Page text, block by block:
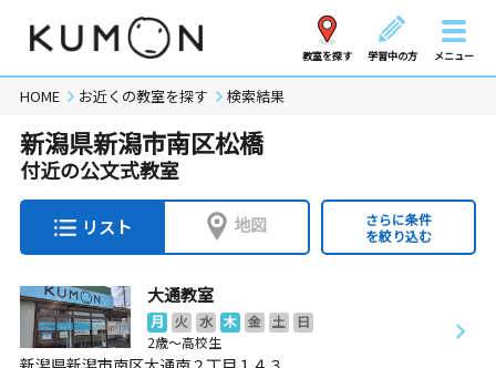
教室を探す 学習中の方 メニュー
HOME お近くの教室を探す 検索結果
新潟県新潟市南区松橋
付近の公文式教室
リスト 地図
さらに条件
を絞り込む
大通教室
月 火 水 木 金 土
日
2歳～高校生